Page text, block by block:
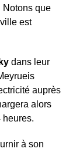
Notons que
est
dans leur
auprès
alors
heures.
à son